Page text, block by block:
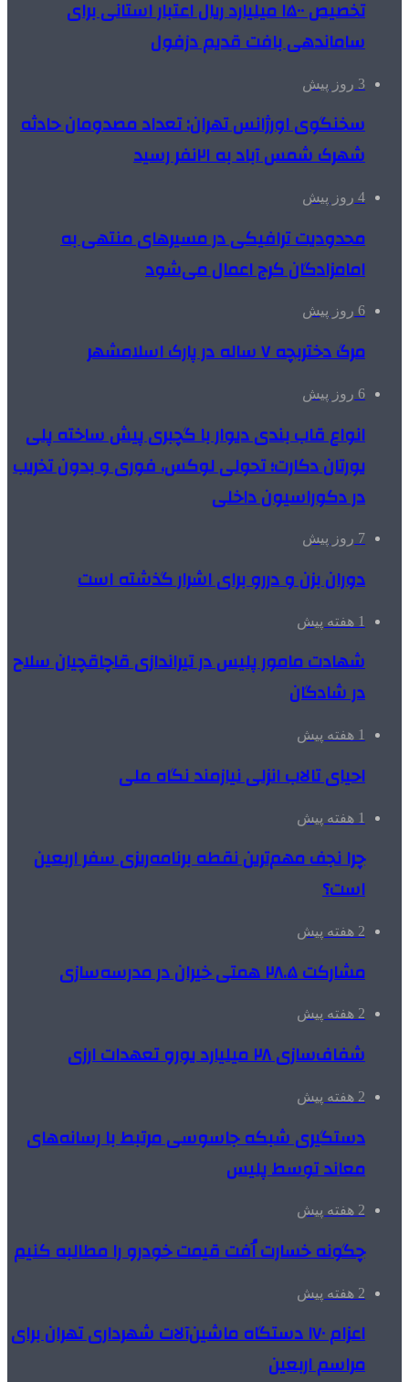
تخصیص ۱۵۰۰ میلیارد ریال اعتبار استانی برای
ساماندهی بافت قدیم دزفول
3 روز پیش
سخنگوی اورژانس تهران: تعداد مصدومان حادثه
شهرک شمس آباد به ۲۱نفر رسید
4 روز پیش
محدودیت ترافیکی در مسیرهای منتهی به
امامزادگان کرج اعمال می‌شود
6 روز پیش
مرگ دختربچه ۷ ساله در پارک اسلامشهر
6 روز پیش
انواع قاب بندی دیوار با گچبری پیش ساخته پلی
یورتان دکارت؛ تحولی لوکس، فوری و بدون تخریب
در دکوراسیون داخلی
7 روز پیش
دوران بزن و دررو برای اشرار گذشته است
1 هفته پیش
شهادت مامور پلیس در تیراندازی قاچاقچیان سلاح
در شادگان
1 هفته پیش
احیای تالاب انزلی نیازمند نگاه ملی
1 هفته پیش
چرا نجف مهم‌ترین نقطه برنامه‌ریزی سفر اربعین
است؟
2 هفته پیش
مشارکت ۲۸.۵ همتی خیران در مدرسه‌سازی
2 هفته پیش
شفاف‌سازی ۲۸ میلیارد یورو تعهدات ارزی
2 هفته پیش
دستگیری شبکه جاسوسی مرتبط با رسانه‌های
معاند توسط پلیس
2 هفته پیش
چگونه خسارت اُفت قیمت خودرو را مطالبه کنیم
2 هفته پیش
اعزام ۱۷۰ دستگاه ماشین‌آلات شهرداری تهران برای
مراسم اربعین